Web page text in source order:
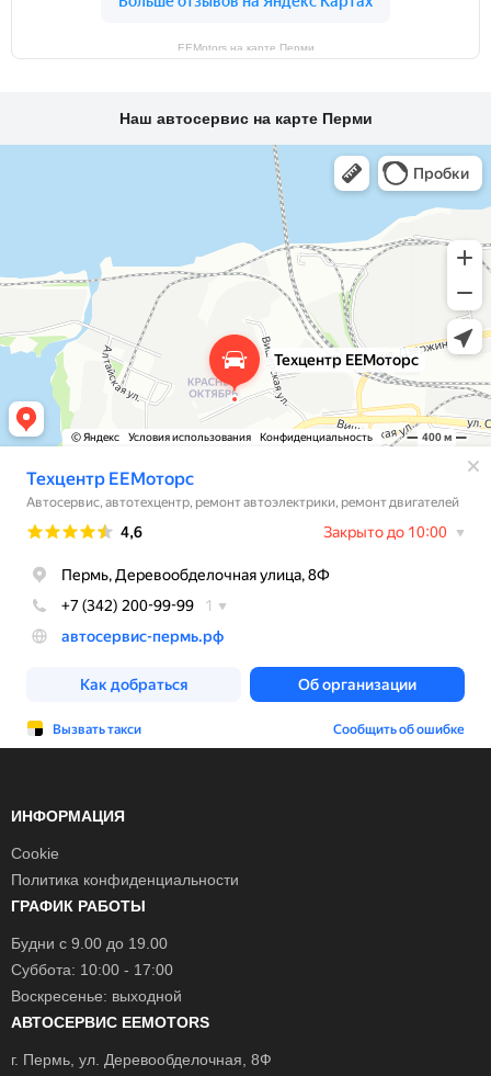
EEMotors на карте Перми
Наш автосервис на карте Перми
ИНФОРМАЦИЯ
Cookie
Политика конфиденциальности
ГРАФИК РАБОТЫ
Будни с 9.00 до 19.00
Суббота: 10:00 - 17:00
Воскресенье: выходной
АВТОСЕРВИС EEMOTORS
г. Пермь , ул. Деревообделочная, 8Ф